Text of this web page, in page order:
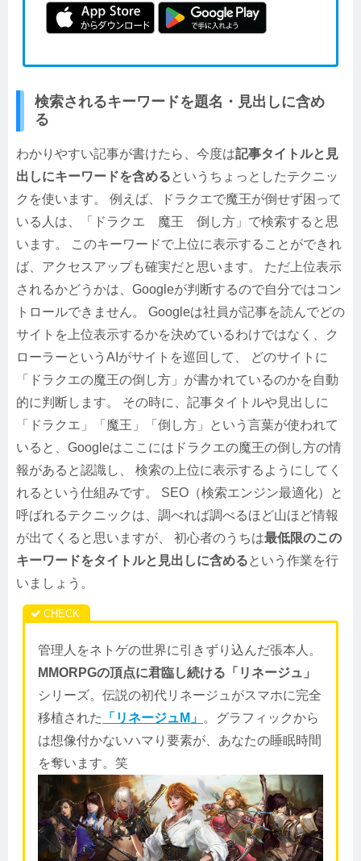
検索されるキーワードを題名・見出しに含め
る
わかりやすい記事が書けたら、今度は記事タイトルと見
出しにキーワードを含めるというちょっとしたテクニッ
クを使います。 例えば、ドラクエで魔王が倒せず困って
いる人は、「ドラクエ 魔王 倒し方」で検索すると思
います。 このキーワードで上位に表示することができれ
ば、アクセスアップも確実だと思います。 ただ上位表示
されるかどうかは、Googleが判断するので自分ではコン
トロールできません。 Googleは社員が記事を読んでどの
サイトを上位表示するかを決めているわけではなく、ク
ローラーというAIがサイトを巡回して、 どのサイトに
「ドラクエの魔王の倒し方」が書かれているのかを自動
的に判断します。 その時に、記事タイトルや見出しに
「ドラクエ」「魔王」「倒し方」という言葉が使われて
いると、Googleはここにはドラクエの魔王の倒し方の情
報があると認識し、 検索の上位に表示するようにしてく
れるという仕組みです。 SEO（検索エンジン最適化）と
呼ばれるテクニックは、調べれば調べるほど山ほど情報
が出てくると思いますが、 初心者のうちは最低限のこの
キーワードをタイトルと見出しに含めるという作業を行
いましょう。
管理人をネトゲの世界に引きずり込んだ張本人。
MMORPGの頂点に君臨し続ける「リネージュ」
シリーズ。伝説の初代リネージュがスマホに完全
移植された
「リネージュM」 。グラフィックから
は想像付かないハマり要素が、あなたの睡眠時間
を奪います。笑